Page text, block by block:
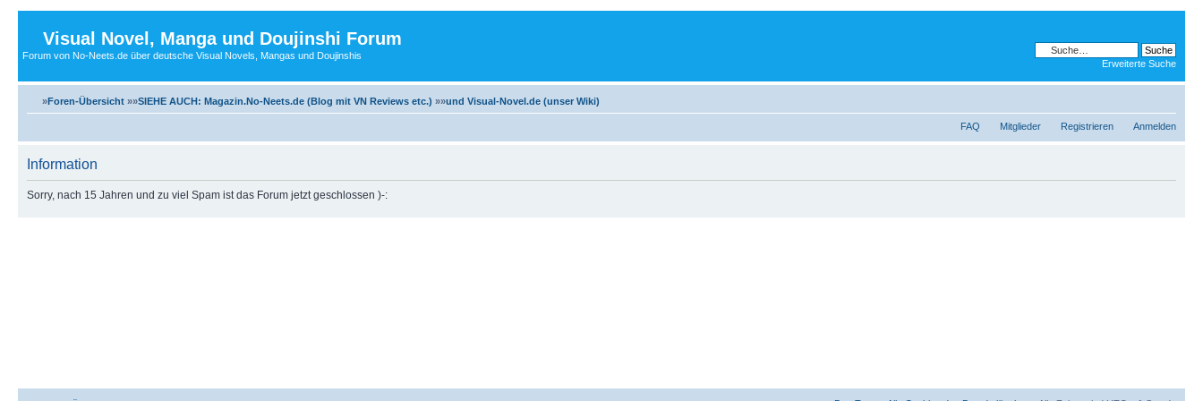
Visual Novel, Manga und Doujinshi Forum
Forum von No-Neets.de über deutsche Visual Novels, Mangas und Doujinshis
Erweiterte Suche
»Foren-Übersicht »»SIEHE AUCH: Magazin.No-Neets.de (Blog mit VN Reviews etc.) »»und Visual-Novel.de (unser Wiki)
FAQ Mitglieder Registrieren Anmelden
Information
Sorry, nach 15 Jahren und zu viel Spam ist das Forum jetzt geschlossen )-: